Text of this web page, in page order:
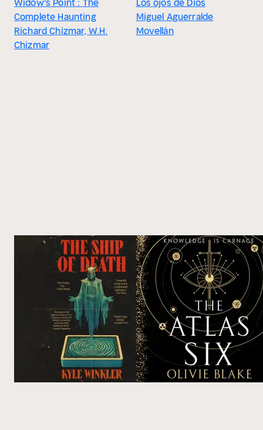
Widow's Point : The
Complete Haunting
Richard Chizmar, W.H.
Chizmar
Los ojos de Dios
Miguel Aguerralde
Movellán